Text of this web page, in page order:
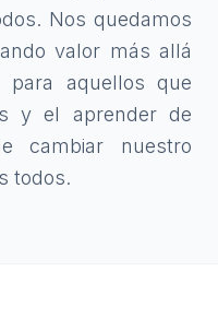
Nos quedamos
valor más allá
para aquellos que
y el aprender de
cambiar nuestro
todos.